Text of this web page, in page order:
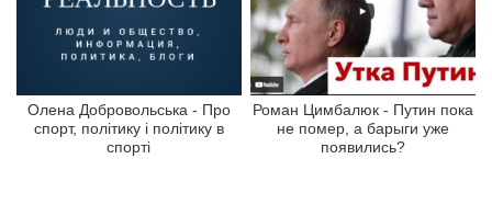
Олена Добровольська - Про
спорт, політику і політику в
спорті
Роман Цимбалюк - Путин пока
не помер, а барыги уже
появились?